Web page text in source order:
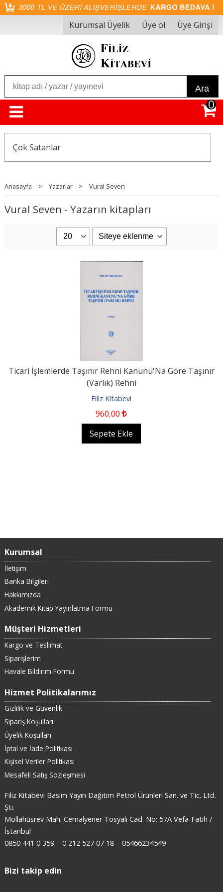
Kurumsal Üyelik Üye ol Üye Girişi
Ara
0
Çok Satanlar
Anasayfa > Yazarlar > Vural Seven
Vural Seven - Yazarın kitapları
Ticari İşlemlerde Taşınır Rehni Kanunu'Na Göre Taşınır
(Varlık) Rehni
Filiz Kitabevi
960,00
Sepete Ekle
Kurumsal
İletişim
Banka Bilgileri
Hakkımızda
Akademik Kitap Yayınlatma Formu
Müşteri Hizmetleri
Kargo ve Teslimat
Siparişlerim
Havale Bildirim Formu
Hizmet Politikalarımız
Gizlilik ve Güvenlik
Sipariş Koşulları
Üyelik Koşulları
İptal ve İade Politikası
Kişisel Veriler Politikası
Mesafeli Satış Sözleşmesi
Filiz Kitabevi Basım Yayın Dağıtım Petrol Ürünleri San. ve Tic. Ltd.
Şti.
Mollahüsrev Mah. Cemalyener Tosyalı Cad. No: 57A Vefa-Fatih /
İstanbul
0850 441 0 359
0 212 527 07 18 05466234549
Bizi takip edin